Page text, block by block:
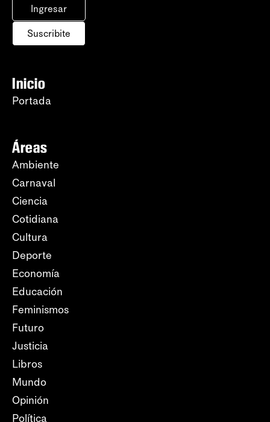
Ingresar
Suscribite
Inicio
Portada
Áreas
Ambiente
Carnaval
Ciencia
Cotidiana
Cultura
Deporte
Economía
Educación
Feminismos
Futuro
Justicia
Libros
Mundo
Opinión
Política